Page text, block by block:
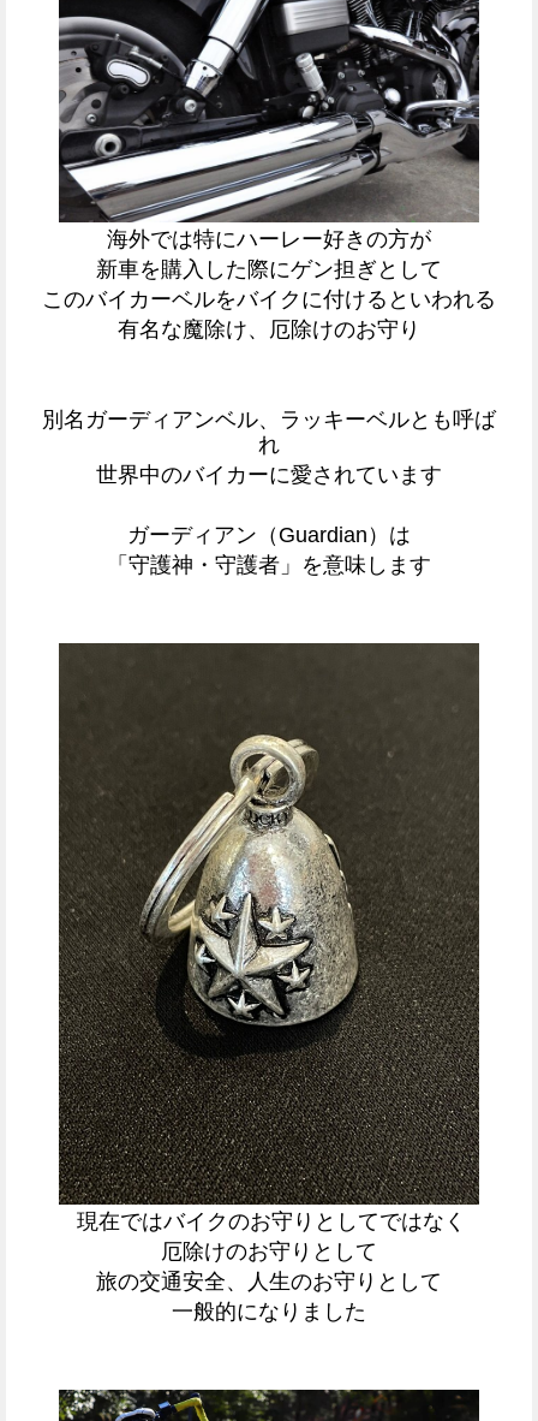
海外では特にハーレー好きの方が
新車を購入した際にゲン担ぎとして
このバイカーベルをバイクに付けるといわれる
有名な魔除け、厄除けのお守り
別名ガーディアンベル、ラッキーベルとも呼ば
れ
世界中のバイカーに愛されています
ガーディアン（Guardian）は
「守護神・守護者」を意味します
現在ではバイクのお守りとしてではなく
厄除けのお守りとして
旅の交通安全、人生のお守りとして
一般的になりました